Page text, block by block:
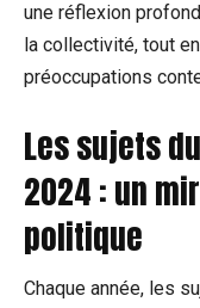
une réflexion
la collectivité, tout
préoccupations
Les sujets
2024 : un
politique
Chaque année, les